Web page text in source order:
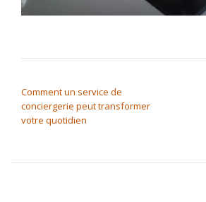
Comment un service de
conciergerie peut transformer
votre quotidien